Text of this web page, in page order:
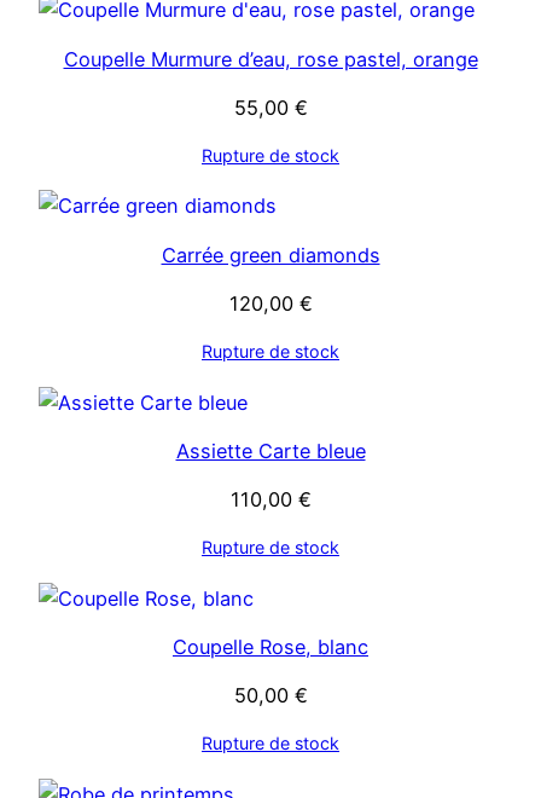
Coupelle Murmure d’eau, rose pastel, orange
55,00 €
Rupture de stock
Carrée green diamonds
120,00 €
Rupture de stock
Assiette Carte bleue
110,00 €
Rupture de stock
Coupelle Rose, blanc
50,00 €
Rupture de stock